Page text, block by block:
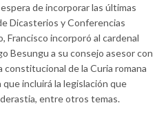
de incorporar las últimas
Dicasterios y Conferencias
Francisco incorporó al cardenal
Besungu a su consejo asesor con
constitucional de la Curia romana
incluirá la legislación que
entre otros temas.